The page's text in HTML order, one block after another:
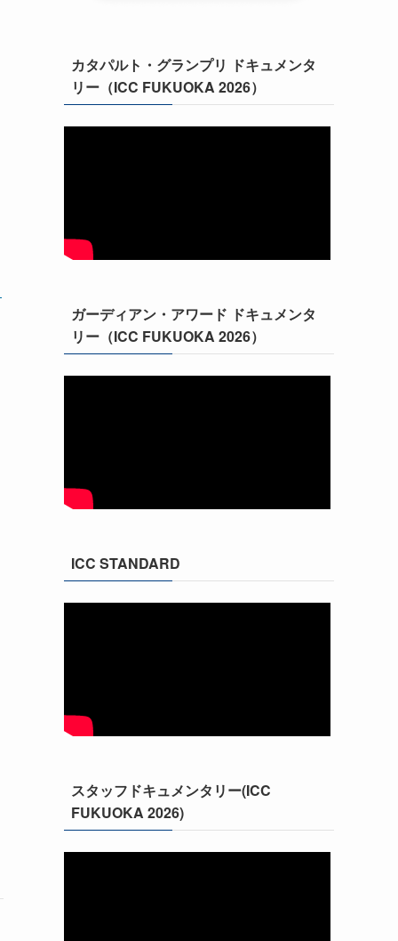
カタパルト・グランプリ ドキュメンタ
リー（ICC FUKUOKA 2026）
ガーディアン・アワード ドキュメンタ
リー（ICC FUKUOKA 2026）
ICC STANDARD
スタッフドキュメンタリー(ICC
FUKUOKA 2026)